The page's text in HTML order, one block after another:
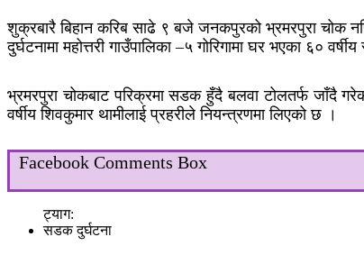
शुक्रबारै बिहान करिब साढे ९ बजे जनकपुरको भ्रमरपुरा
दुर्घटनामा महोत्तरी गाउँपालिका –५ गोरिगामा घर भएका ६०
भ्रमरपुरा चोकबाट परिक्रमा सडक हुँदै बलवा टोलतर्फ जाँदै
वर्षीय शिवकुमार थामीलाई प्रहरीले नियन्त्रणमा लिएको छ ।
Facebook Comments Box
ट्याग:
सडक दुर्घटना